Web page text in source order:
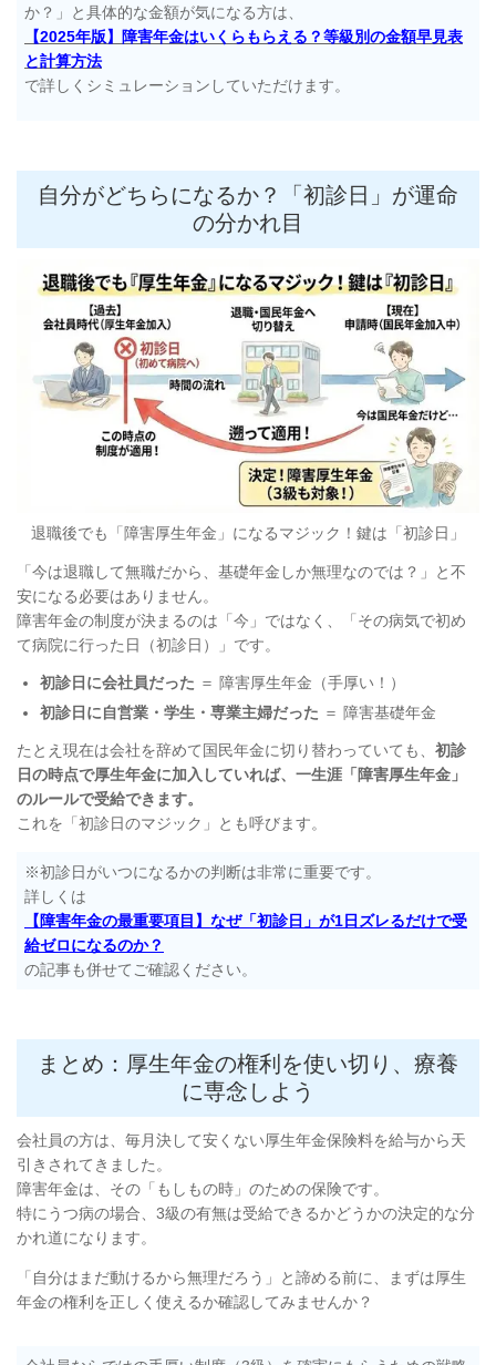
か？」と具体的な金額が気になる方は、
【2025年版】障害年金はいくらもらえる？等級別の金額早見表
と計算方法
で詳しくシミュレーションしていただけます。
自分がどちらになるか？「初診日」が運命
の分かれ目
退職後でも「障害厚生年金」になるマジック！鍵は「初診日」
「今は退職して無職だから、基礎年金しか無理なのでは？」と不
安になる必要はありません。
障害年金の制度が決まるのは「今」ではなく、「その病気で初め
て病院に行った日（初診日）」です。
初診日に会社員だった ＝ 障害厚生年金（手厚い！）
初診日に自営業・学生・専業主婦だった ＝ 障害基礎年金
たとえ現在は会社を辞めて国民年金に切り替わっていても、 初診
日の時点で厚生年金に加入していれば、一生涯「障害厚生年金」
のルールで受給できます。
これを「初診日のマジック」とも呼びます。
※初診日がいつになるかの判断は非常に重要です。
詳しくは
【障害年金の最重要項目】なぜ「初診日」が1日ズレるだけで受
給ゼロになるのか？
の記事も併せてご確認ください。
まとめ：厚生年金の権利を使い切り、療養
に専念しよう
会社員の方は、毎月決して安くない厚生年金保険料を給与から天
引きされてきました。
障害年金は、その「もしもの時」のための保険です。
特にうつ病の場合、3級の有無は受給できるかどうかの決定的な分
かれ道になります。
「自分はまだ動けるから無理だろう」と諦める前に、まずは厚生
年金の権利を正しく使えるか確認してみませんか？